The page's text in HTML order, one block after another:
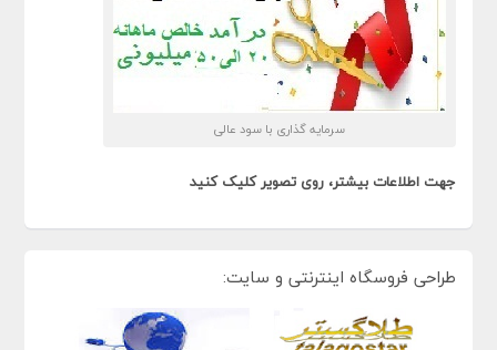
سرمایه گذاری با سود عالی
جهت اطلاعات بیشتر، روی تصویر کلیک کنید
طراحی فروسگاه اینترنتی و سایت: